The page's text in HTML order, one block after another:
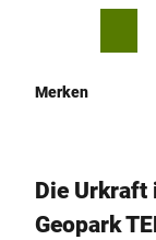
Merken
Die Urkraft
Geopark